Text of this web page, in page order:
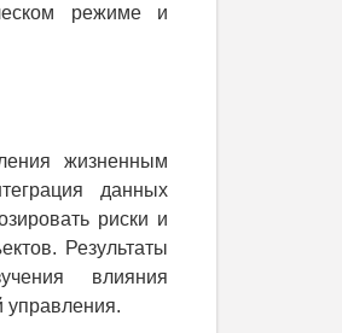
режиме и
жизненным
данных
риски и
Результаты
влияния
управления.